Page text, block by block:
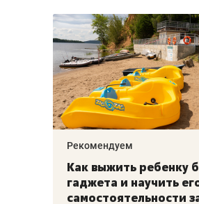
Рекомендуем
Как выжить ребенку без
гаджета и научить его
самостоятельности за 18